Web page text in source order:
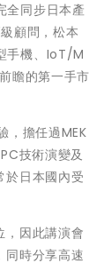
同步日本產
顧問，松本
手機、IoT/M
瞻的第一手市
擔任過MEK
技術演變及
於日本國內受
因此講演會
同時分享高速